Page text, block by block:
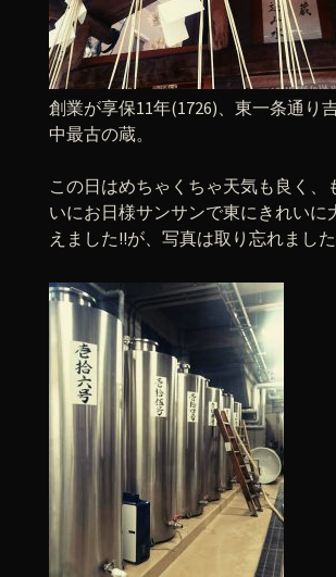
創業が享保11年(1726)、東一条通り
中最古の蔵。
この日はめちゃくちゃ天気も良く、
いにお日様サンサンで東にきれいに
えました!!が、写真は取り忘れまし